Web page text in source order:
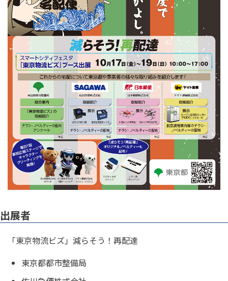
出展者
「東京物流ビズ」減らそう！再配達
東京都都市整備局